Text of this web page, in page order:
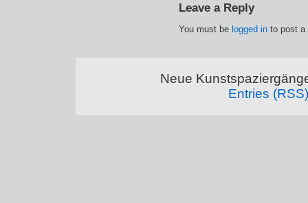
Leave a Reply
You must be logged in to post a
Neue
Entries (RSS)